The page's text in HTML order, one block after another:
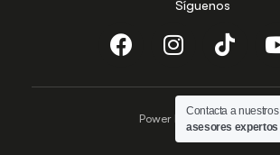
Síguenos
Power by Evolutecc.com
Contacta a nuestros
asesores expertos